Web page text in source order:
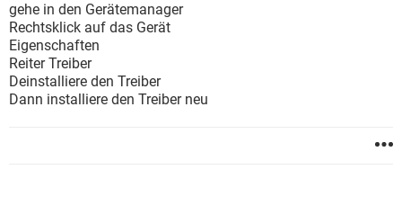
gehe in den Gerätemanager
Rechtsklick auf das Gerät
Eigenschaften
Reiter Treiber
Deinstalliere den Treiber
Dann installiere den Treiber neu